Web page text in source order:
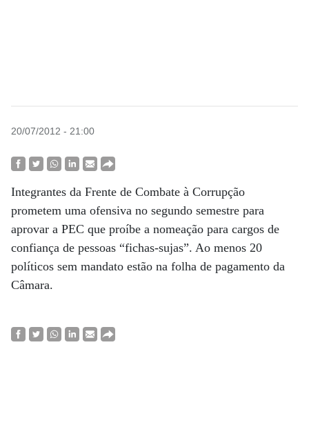
20/07/2012 - 21:00
Integrantes da Frente de Combate à Corrupção
prometem uma ofensiva no segundo semestre para
aprovar a PEC que proíbe a nomeação para cargos de
confiança de pessoas “fichas-sujas”. Ao menos 20
políticos sem mandato estão na folha de pagamento da
Câmara.